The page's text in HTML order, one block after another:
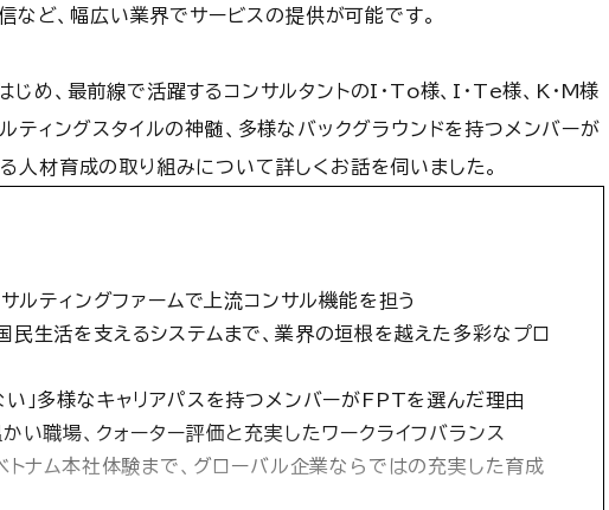
信など、幅広い業界でサービスの提供が可能です。
め、最前線で活躍するコンサルタントのI・To様、I・Te様、K・M様
ティングスタイルの神髄、多様なバックグラウンドを持つメンバーが
人材育成の取り組みについて詳しくお話を伺いました。
ルティングファームで上流コンサル機能を担う
民生活を支えるシステムまで、業界の垣根を越えた多彩なプロ
い」多様なキャリアパスを持つメンバーがFPTを選んだ理由
い職場、クォーター評価と充実したワークライフバランス
トナム本社体験まで、グローバル企業ならではの充実した育成